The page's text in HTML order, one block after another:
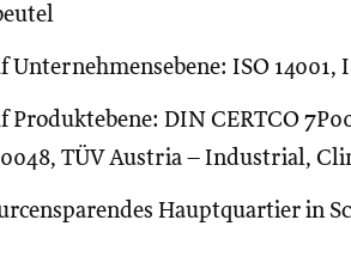
ISO 14001,
DIN CERTCO
TÜV Austria – Industrial,
Hauptquartier in